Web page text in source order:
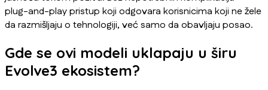
plug-and-play pristup koji odgovara korisnicima koji ne žele
da razmišljaju o tehnologiji, već samo da obavljaju posao.
Gde se ovi modeli uklapaju u širu
Evolve3 ekosistem?